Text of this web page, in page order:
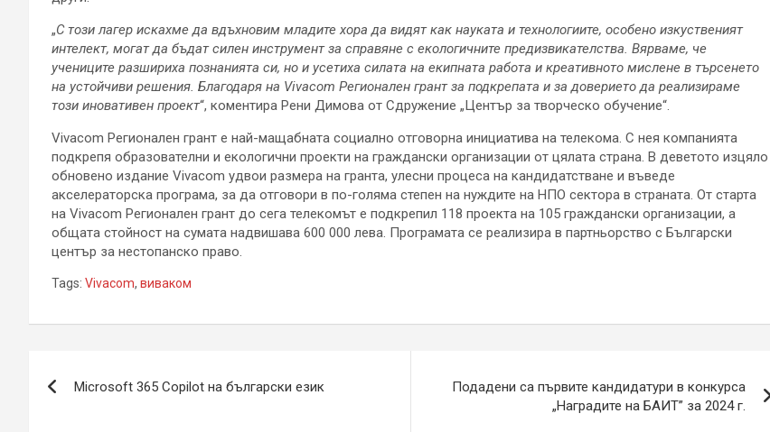
„С този лагер искахме да вдъхновим младите хора да видят как науката и технологиите, особено изкуственият
интелект, могат да бъдат силен инструмент за справяне с екологичните предизвикателства. Вярваме, че
учениците разшириха познанията си, но и усетиха силата на екипната работа и креативното мислене в търсенето
на устойчиви решения. Благодаря на Vivacom Регионален грант за подкрепата и за доверието да реализираме
този иновативен проект“, коментира Рени Димова от Сдружение „Център за творческо обучение“.
Vivacom Регионален грант е най-мащабната социално отговорна инициатива на телекома. С нея компанията
подкрепя образователни и екологични проекти на граждански организации от цялата страна. В деветото изцяло
обновено издание Vivacom удвои размера на гранта, улесни процеса на кандидатстване и въведе
акселераторска програма, за да отговори в по-голяма степен на нуждите на НПО сектора в страната. От старта
на Vivacom Регионален грант до сега телекомът е подкрепил 118 проекта на 105 граждански организации, а
общата стойност на сумата надвишава 600 000 лева. Програмата се реализира в партньорство с Български
център за нестопанско право.
Tags: Vivacom, виваком
Microsoft 365 Copilot на български език
Подадени са първите кандидатури в конкурса
„Наградите на БАИТ” за 2024 г.